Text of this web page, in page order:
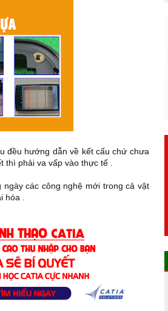
đều hướng dẫn về kết cấu chứ chưa
phải va vấp vào thực tế .
các công nghệ mới trong cả vật
.